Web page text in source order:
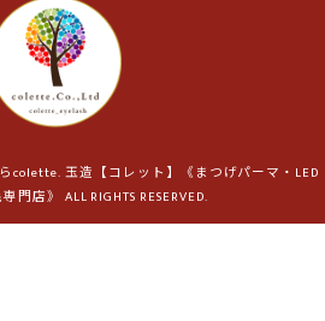
colette. 玉造【コレット】《まつげパーマ・LED
門店》 ALL RIGHTS RESERVED.